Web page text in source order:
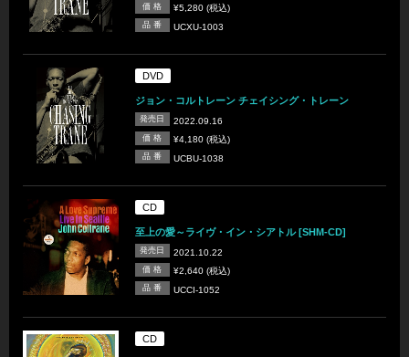
価 格 ¥5,280 (税込)
品 番 UCXU-1003
DVD
ジョン・コルトレーン チェイシング・トレーン
発売日 2022.09.16
価 格 ¥4,180 (税込)
品 番 UCBU-1038
CD
至上の愛～ライヴ・イン・シアトル [SHM-CD]
発売日 2021.10.22
価 格 ¥2,640 (税込)
品 番 UCCI-1052
CD